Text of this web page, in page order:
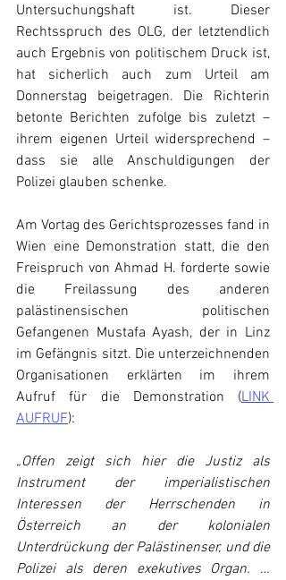
Untersuchungshaft ist. Dieser
Rechtsspruch des OLG, der letztendlich
auch Ergebnis von politischem Druck ist,
hat sicherlich auch zum Urteil am
Donnerstag beigetragen. Die Richterin
betonte Berichten zufolge bis zuletzt –
ihrem eigenen Urteil widersprechend –
dass sie alle Anschuldigungen der
Polizei glauben schenke.
Am Vortag des Gerichtsprozesses fand in
Wien eine Demonstration statt, die den
Freispruch von Ahmad H. forderte sowie
die Freilassung des anderen
palästinensischen politischen
Gefangenen Mustafa Ayash, der in Linz
im Gefängnis sitzt. Die unterzeichnenden
Organisationen erklärten im ihrem
Aufruf für die Demonstration (LINK
AUFRUF):
„Offen zeigt sich hier die Justiz als
Instrument der imperialistischen
Interessen der Herrschenden in
Österreich an der kolonialen
Unterdrückung der Palästinenser, und die
Polizei als deren exekutives Organ. …